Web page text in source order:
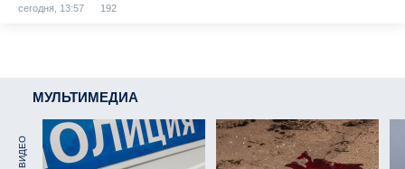
сегодня, 13:57 192
МУЛЬТИМЕДИА
ВИДЕО